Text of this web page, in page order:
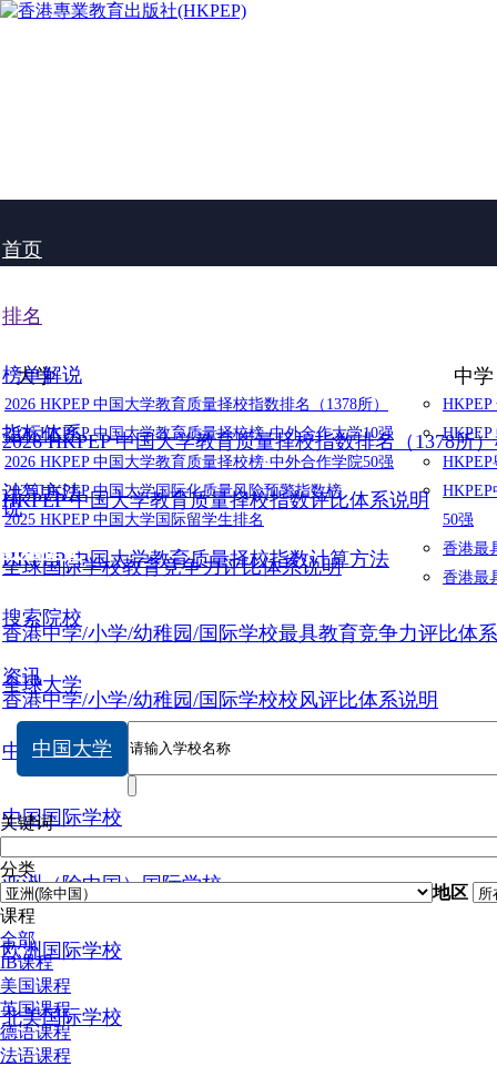
首页
排名
大学
2026 HKPEP 中国大学教育质量择校指数排名（1378所）
2026 HKPEP 中国大学教育质量择校榜·中外合作大学10强
2026 HKPEP 中国大学教育质量择校榜·中外合作学院50强
2025 HKPEP 中国大学国际化质量风险预警指数榜
2025 HKPEP 中国大学国际留学生排名
中学
50强
香港最
香港最
榜单解说
2026 HKPEP 中国大学教育质量择校指数排名（1378所
说
指标体系
HKPEP 中国大学教育质量择校指数评比体系说明
全球国际学校教育竞争力评比体系说明
香港中学/小学/幼稚园/国际学校最具教育竞争力评比体
香港中学/小学/幼稚园/国际学校校风评比体系说明
计算方法
HKPEP 中国大学教育质量择校指数计算方法
数据提交
搜索院校
全球大学
中国大学
中国国际学校
亚洲（除中国）国际学校
欧洲国际学校
北美国际学校
资讯
中国大学
关键词
分类
地区
课程
全部
IB课程
美国课程
英国课程
德语课程
法语课程